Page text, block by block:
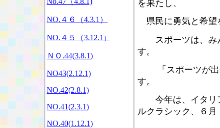
NO.４６（4.3.1）
NO.４５（3.12.1 ）
ＮＯ.44(3.8.1)
NO43(2.12.1)
NO.42(2.8.1)
NO.41(2.3.1)
NO.40(1.12.1)
を果たし、
県民に勇気と希望
スポーツは、みん
す。
「スポーツが出
す。
今年は、イタリア
ルクラシック、６月